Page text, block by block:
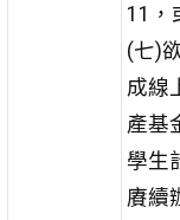
11，
(七)
成線
產基
學生
賡續